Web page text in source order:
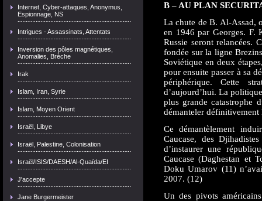
Internet, Cyber-attaques, Anonymus,
Espionnage, NS
Intrigues - Assassinats, Attentats
Inversion des pôles magnétiques,
Anomalies, Brèche
Irak
Islam, Iran, Syrie
Islam, Moyen Orient
Israël, Libye
Israël, Palestine, Colonisation
Israël/ISIS/DAESH/Al-Quaïda/EI
J'accepte
Jane Burgermeister
B – AU PLAN
La chute de B. Al-Assad,
en 1946 par Georges. F.
Russie seront relancées.
fondée sur la ligne
Soviétique en deux
pour ensuite passer à sa
périphérique. Cette
d’aujourd’hui. La
plus grande catastrophe
démanteler définitivement
Ce démantèlement
Caucase, des
d’instaurer une
Caucase (Daghestan et
Doku Umarov (11)
2007. (12)
Un des pivots